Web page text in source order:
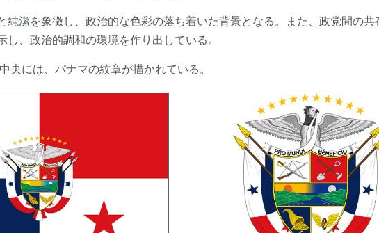
純潔を象徴し、政治的な色彩の落ち着いた背景となる。また、政党間の共
し、政治的調和の環境を作り出している。
央には、パナマの紋章が描かれている。